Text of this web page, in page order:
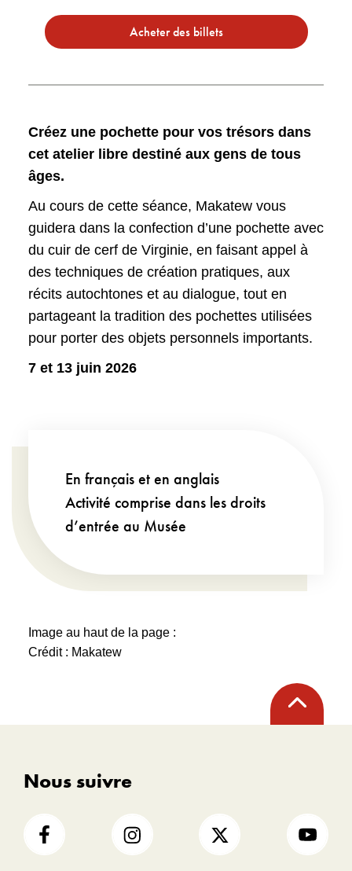
Acheter des billets
Créez une pochette pour vos trésors dans
cet atelier libre destiné aux gens de tous
âges.
Au cours de cette séance, Makatew vous
guidera dans la confection d’une pochette avec
du cuir de cerf de Virginie, en faisant appel à
des techniques de création pratiques, aux
récits autochtones et au dialogue, tout en
partageant la tradition des pochettes utilisées
pour porter des objets personnels importants.
7 et 13 juin 2026
En français et en anglais
Activité comprise dans les droits
d’entrée au Musée
Image au haut de la page :
Crédit : Makatew
Retour
en
Nous suivre